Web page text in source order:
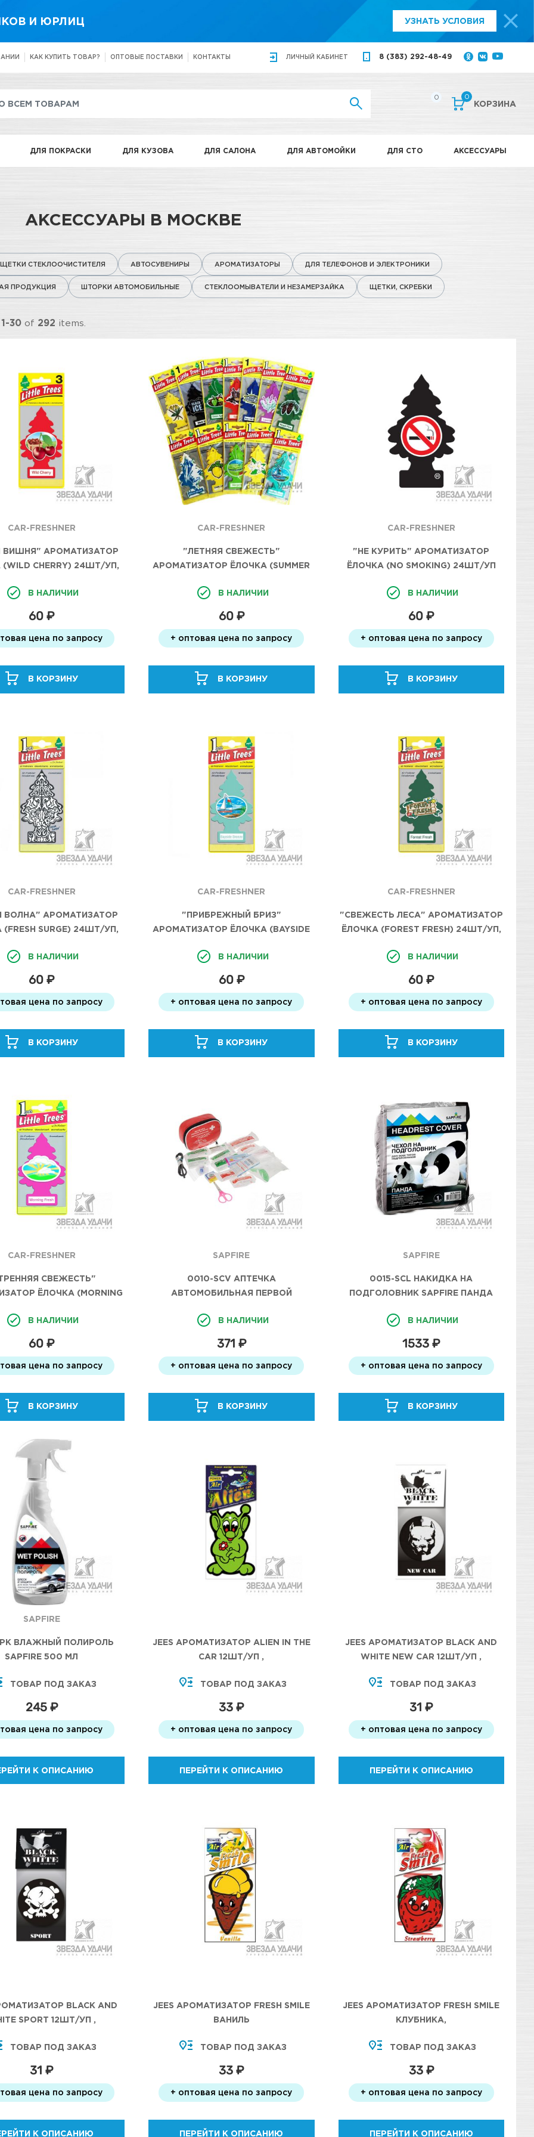
И ЮРЛИЦ УЗНАТЬ УСЛОВИЯ
КАК КУПИТЬ ТОВАР? ОПТОВЫЕ ПОСТАВКИ КОНТАКТЫ ЛИЧНЫЙ КАБИНЕТ 8 (383) 292-48-49
0 0
КОРЗИНА
ДЛЯ ПОКРАСКИ ДЛЯ КУЗОВА ДЛЯ САЛОНА ДЛЯ АВТОМОЙКИ ДЛЯ СТО АКСЕССУАРЫ
АКСЕССУАРЫ В МОСКВЕ
ЩЕТКИ СТЕКЛООЧИСТИТЕЛЯ АВТОСУВЕНИРЫ АРОМАТИЗАТОРЫ ДЛЯ ТЕЛЕФОНОВ И ЭЛЕКТРОНИКИ
ПРОДУКЦИЯ ШТОРКИ АВТОМОБИЛЬНЫЕ СТЕКЛООМЫВАТЕЛИ И НЕЗАМЕРЗАЙКА ЩЕТКИ, СКРЕБКИ
1-30of 292 items.
CAR-FRESHNER
ВИШНЯ" АРОМАТИЗАТОР
CHERRY) 24ШТ/УП,
В НАЛИЧИИ
60 ₽
цена по запросу
В КОРЗИНУ
CAR-FRESHNER
"ЛЕТНЯЯ СВЕЖЕСТЬ"
АРОМАТИЗАТОР ЁЛОЧКА (SUMMER
В НАЛИЧИИ
60 ₽
+ оптовая цена по запросу
В КОРЗИНУ
CAR-FRESHNER
"НЕ КУРИТЬ" АРОМАТИЗАТОР
ЁЛОЧКА (NO SMOKING) 24ШТ/УП
В НАЛИЧИИ
60 ₽
+ оптовая цена по запросу
В КОРЗИНУ
CAR-FRESHNER
ВОЛНА" АРОМАТИЗАТОР
SURGE) 24ШТ/УП,
В НАЛИЧИИ
60 ₽
цена по запросу
В КОРЗИНУ
CAR-FRESHNER
"ПРИБРЕЖНЫЙ БРИЗ"
АРОМАТИЗАТОР ЁЛОЧКА (BAYSIDE
В НАЛИЧИИ
60 ₽
+ оптовая цена по запросу
В КОРЗИНУ
CAR-FRESHNER
"СВЕЖЕСТЬ ЛЕСА" АРОМАТИЗАТОР
ЁЛОЧКА (FOREST FRESH) 24ШТ/УП,
В НАЛИЧИИ
60 ₽
+ оптовая цена по запросу
В КОРЗИНУ
CAR-FRESHNER
СВЕЖЕСТЬ"
ЁЛОЧКА (MORNING
В НАЛИЧИИ
60 ₽
цена по запросу
В КОРЗИНУ
SAPFIRE
0010-SCV АПТЕЧКА
АВТОМОБИЛЬНАЯ ПЕРВОЙ
В НАЛИЧИИ
371 ₽
+ оптовая цена по запросу
В КОРЗИНУ
SAPFIRE
0015-SCL НАКИДКА НА
ПОДГОЛОВНИК SAPFIRE ПАНДА
В НАЛИЧИИ
1533 ₽
+ оптовая цена по запросу
В КОРЗИНУ
SAPFIRE
ВЛАЖНЫЙ ПОЛИРОЛЬ
SAPFIRE 500 МЛ
ТОВАР ПОД ЗАКАЗ
245 ₽
цена по запросу
К ОПИСАНИЮ
JEES АРОМАТИЗАТОР ALIEN IN THE
CAR 12ШТ/УП ,
ТОВАР ПОД ЗАКАЗ
33 ₽
+ оптовая цена по запросу
ПЕРЕЙТИ К ОПИСАНИЮ
JEES АРОМАТИЗАТОР BLACK AND
WHITE NEW CAR 12ШТ/УП ,
ТОВАР ПОД ЗАКАЗ
31 ₽
+ оптовая цена по запросу
ПЕРЕЙТИ К ОПИСАНИЮ
BLACK AND
SPORT 12ШТ/УП ,
ТОВАР ПОД ЗАКАЗ
31 ₽
цена по запросу
К ОПИСАНИЮ
JEES АРОМАТИЗАТОР FRESH SMILE
ВАНИЛЬ
ТОВАР ПОД ЗАКАЗ
33 ₽
+ оптовая цена по запросу
ПЕРЕЙТИ К ОПИСАНИЮ
JEES АРОМАТИЗАТОР FRESH SMILE
КЛУБНИКА,
ТОВАР ПОД ЗАКАЗ
33 ₽
+ оптовая цена по запросу
ПЕРЕЙТИ К ОПИСАНИЮ